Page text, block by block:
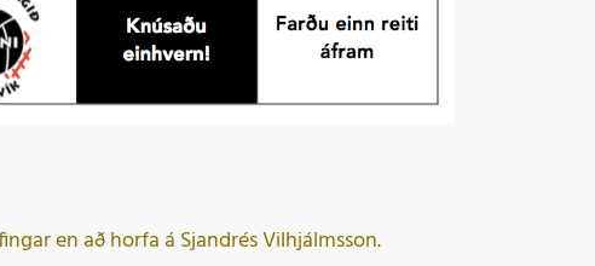
en að horfa á Sjandrés Vilhjálmsson.